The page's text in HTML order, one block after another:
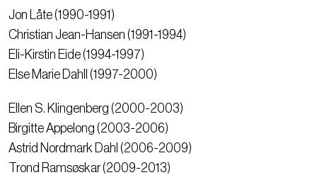
Jon Låte (1990-1991)
Christian Jean-Hansen (1991-1994)
Eli-Kirstin Eide (1994-1997)
Else Marie Dahll (1997-2000)
Ellen S. Klingenberg (2000-2003)
Birgitte Appelong (2003-2006)
Astrid Nordmark Dahl (2006-2009)
Trond Ramsøskar (2009-2013)